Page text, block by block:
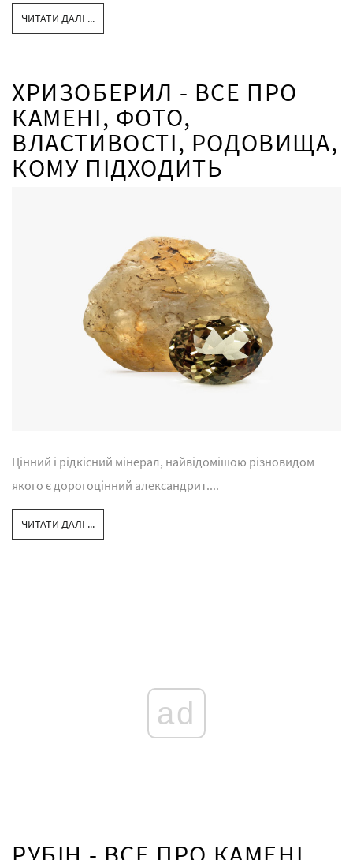
ЧИТАТИ ДАЛІ ...
ХРИЗОБЕРИЛ - ВСЕ ПРО
КАМЕНІ, ФОТО,
ВЛАСТИВОСТІ, РОДОВИЩА,
КОМУ ПІДХОДИТЬ
Цінний і рідкісний мінерал, найвідомішою різновидом
якого є дорогоцінний александрит....
ЧИТАТИ ДАЛІ ...
ad